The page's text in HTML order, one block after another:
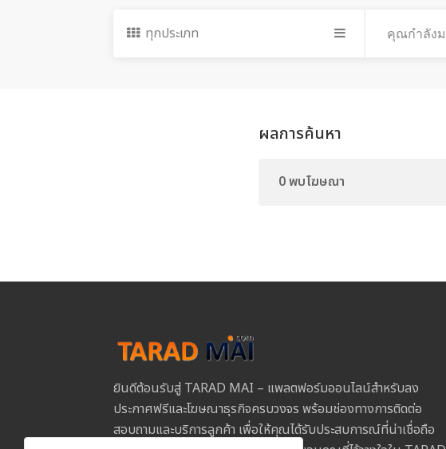
ทุกประเภท
ผลการค้นหา
0 พบโฆษณา
ยินดีต้อนรับสู่ TARAD MAI – แพลตฟอร์มออนไลน์สำหรับลง
ประกาศฟรีและโฆษณาธุรกิจครบวงจร พร้อมช่องทางการติดต่อ
สอบถามและบริการลูกค้า เพื่อให้คุณได้รับประสบการณ์ที่น่าเชื่อถือ